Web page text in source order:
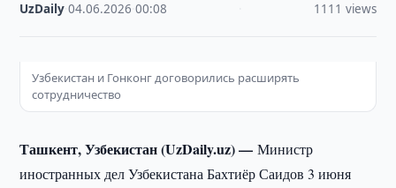
UzDaily ·04.06.2026 ·00:08 1111 views
Узбекистан и Гонконг договорились расширять
сотрудничество
Ташкент, Узбекистан (UzDaily.uz) —Министр
иностранных дел Узбекистана Бахтиёр Саидов 3 июня